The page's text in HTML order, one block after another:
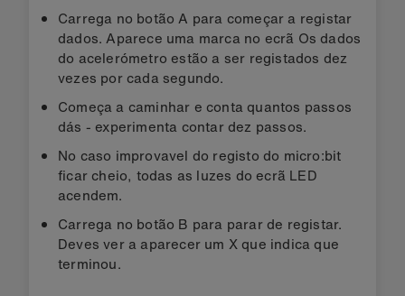
Carrega no botão A para começar a registar
dados. Aparece uma marca no ecrã Os dados
do acelerómetro estão a ser registados dez
vezes por cada segundo.
Começa a caminhar e conta quantos passos
dás - experimenta contar dez passos.
No caso improvavel do registo do micro:bit
ficar cheio, todas as luzes do ecrã LED
acendem.
Carrega no botão B para parar de registar.
Deves ver a aparecer um X que indica que
terminou.